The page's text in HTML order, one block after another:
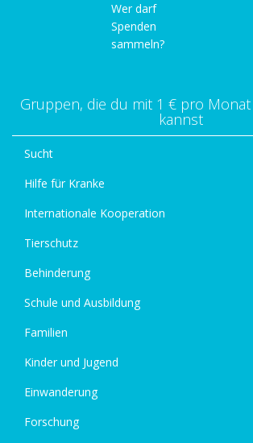
Wer darf
Spenden
sammeln?
Gruppen, die du mit 1 € pro
kannst
Sucht
Hilfe für Kranke
Internationale Kooperation
Tierschutz
Behinderung
Schule und Ausbildung
Familien
Kinder und Jugend
Einwanderung
Forschung